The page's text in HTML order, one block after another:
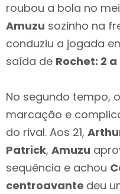
roubou a bola no
Amuzu sozinho na
conduziu a jogada
saída de Rochet: 2 a
No segundo tempo, o
marcação e
do rival. Aos 21,
Patrick, Amuzu
sequência e achou
centroavante deu